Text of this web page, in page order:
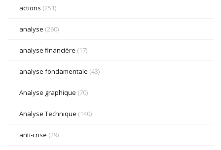
actions (251)
analyse (260)
analyse financière (17)
analyse fondamentale (43)
Analyse graphique (70)
Analyse Technique (140)
anti-crise (29)